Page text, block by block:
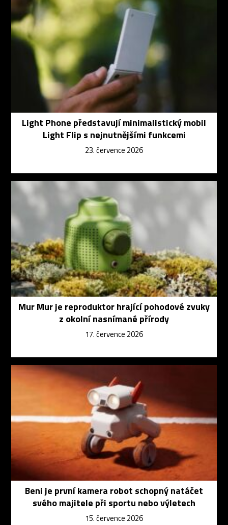
Light Phone představují minimalistický mobil
Light Flip s nejnutnějšími funkcemi
23. července 2026
Mur Mur je reproduktor hrající pohodové zvuky
z okolní nasnímané přírody
17. července 2026
Beni je první kamera robot schopný natáčet
svého majitele při sportu nebo výletech
15. července 2026